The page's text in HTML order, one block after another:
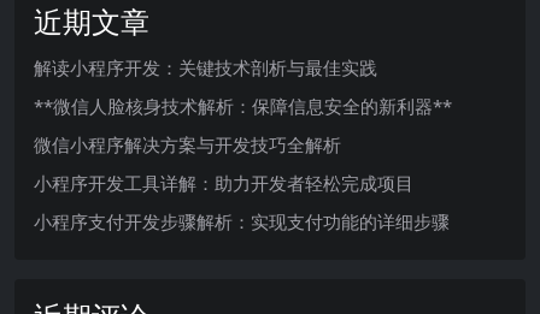
近期文章
解读小程序开发：关键技术剖析与最佳实践
**微信人脸核身技术解析：保障信息安全的新利器**
微信小程序解决方案与开发技巧全解析
小程序开发工具详解：助力开发者轻松完成项目
小程序支付开发步骤解析：实现支付功能的详细步骤